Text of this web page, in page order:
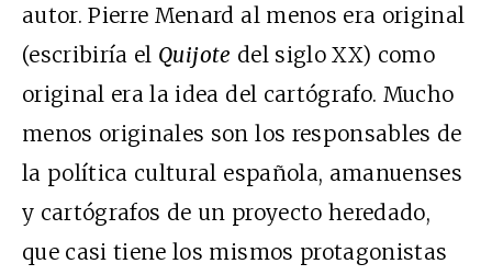
autor. Pierre Menard al menos era original
(escribiría el Quijote del siglo XX) como
original era la idea del cartógrafo. Mucho
menos originales son los responsables de
la política cultural española, amanuenses
y cartógrafos de un proyecto heredado,
que casi tiene los mismos protagonistas